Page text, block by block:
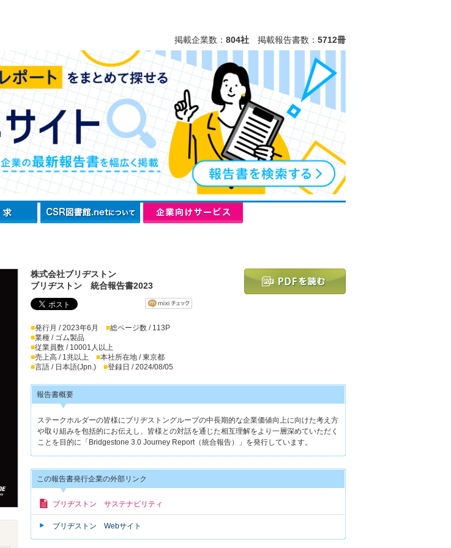
掲載企業数： 804社 掲載報告書数： 5712冊
株式会社ブリヂストン
ブリヂストン 統合報告書2023
■発行月 / 2023年6月 ■総ページ数 / 113P
■業種 / ゴム製品
■従業員数 / 10001人以上
■売上高 / 1兆以上 ■本社所在地 / 東京都
■言語 / 日本語(Jpn.) ■登録日 / 2024/08/05
報告書概要
ステークホルダーの皆様にブリヂストングループの中長期的な企業価値向上に向けた考え方
や取り組みを包括的にお伝えし、皆様との対話を通じた相互理解をより一層深めていただく
ことを目的に「Bridgestone 3.0 Journey Report（統合報告）」を発行しています。
この報告書発行企業の外部リンク
ブリヂストン サステナビリティ
ブリヂストン Webサイト